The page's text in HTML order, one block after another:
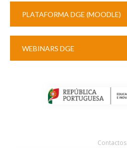
PLATAFORMA DGE (MOODLE)
WEBINARS DGE
Contactos